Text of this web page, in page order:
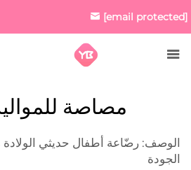
[email protected]
مصاصة
الوصف: رضّاعة أطفال حديثي
الجودة